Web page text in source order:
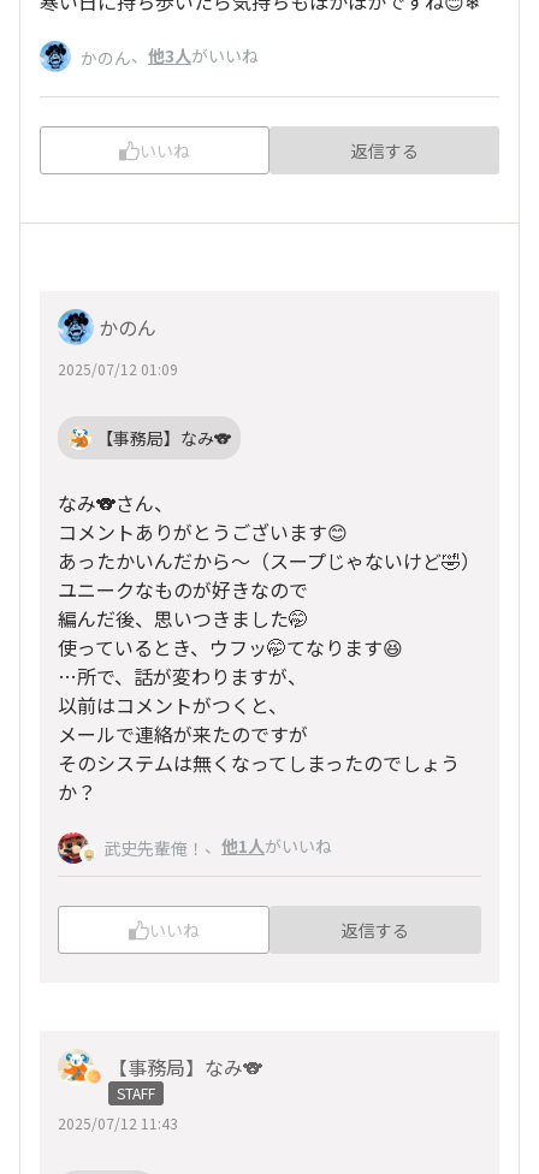
かのん、 他3人がいいね
いいね 返信する
かのん
2025/07/12 01:09
【事務局】なみ🐨
なみ🐨さん、
コメントありがとうございます😊
あったかいんだから〜（スープじゃないけど🤣）
ユニークなものが好きなので
編んだ後、思いつきました🤭
使っているとき、ウフッ🤭てなります😆
…所で、話が変わりますが、
以前はコメントがつくと、
メールで連絡が来たのですが
そのシステムは無くなってしまったのでしょう
か？
武史先輩俺！ 、 他1人がいいね
いいね 返信する
【事務局】なみ🐨
STAFF
2025/07/12 11:43